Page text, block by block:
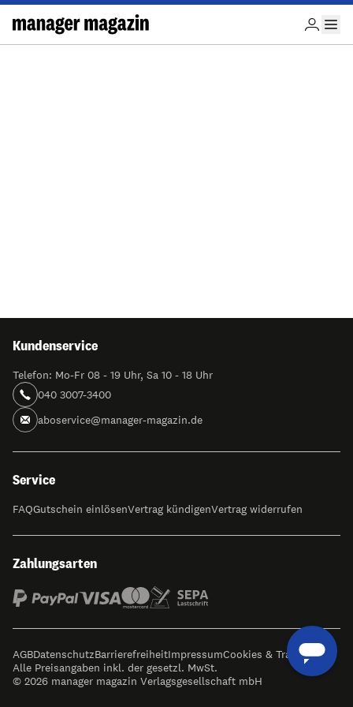
Kundenservice
Telefon: Mo-Fr 08 - 19 Uhr, Sa 10 - 18 Uhr
040 3007-3400
aboservice@manager-magazin.de
Service
FAQGutschein einlösenVertrag kündigenVertrag widerrufen
Zahlungsarten
AGBDatenschutzBarrierefreiheitImpressumCookies & Tracking
Alle Preisangaben inkl. der gesetzl. MwSt.
© 2026 manager magazin Verlagsgesellschaft mbH